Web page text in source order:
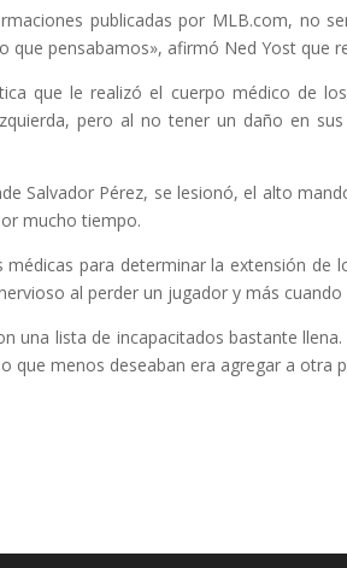
publicadas por MLB.com, no
que pensabamos», afirmó Ned Yost que
que le realizó el cuerpo médico de
pero al no tener un daño en
Salvador Pérez, se lesionó, el alto
mucho tiempo.
médicas para determinar la extensión
al perder un jugador y más
una lista de incapacitados bastante
que menos deseaban era agregar a otra